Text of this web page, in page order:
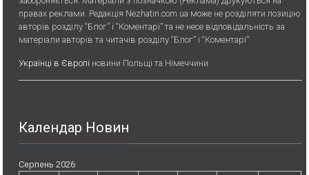
правах реклами. Редакція Nezhatin.com.ua може не розділяти позицію
авторів розділу “Блог” і “Коментарі” та не несе відповідальність за
матеріали авторів та читачів розділу “Блог” і “Коментарі”.
Українці в Європі новини Польщі та Німеччини
Календар Новин
Серпень 2026